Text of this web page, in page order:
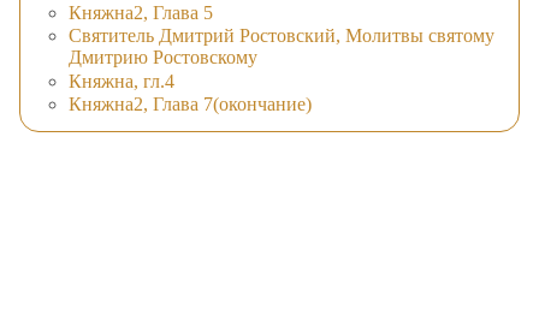
Княжна2, Глава 5
Святитель Дмитрий Ростовский, Молитвы святому
Дмитрию Ростовскому
Княжна, гл.4
Княжна2, Глава 7(окончание)